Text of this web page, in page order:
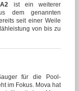
ist ein weiterer
dem genannten
seit einer Weile
von bis zu
für die Pool-
im Fokus. Mova hat